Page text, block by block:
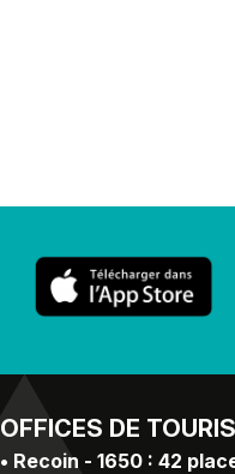
OFFICES DE
• Recoin - 1650 : 42